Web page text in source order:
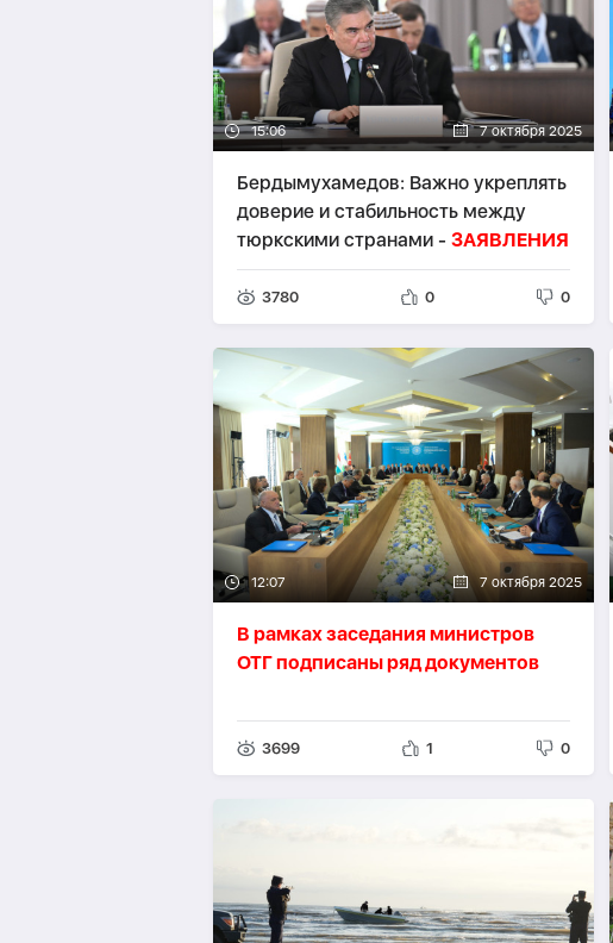
15:06 7 октября 2025
Бердымухамедов: Важно укреплять
доверие и стабильность между
тюркскими странами - ЗАЯВЛЕНИЯ
3780 0 0
12:07 7 октября 2025
В рамках заседания министров
ОТГ подписаны ряд документов
3699 1 0